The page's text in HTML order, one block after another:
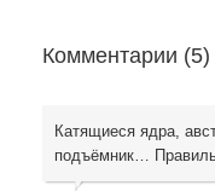
Комментарии (5)
Катящиеся ядра,
подъёмник…